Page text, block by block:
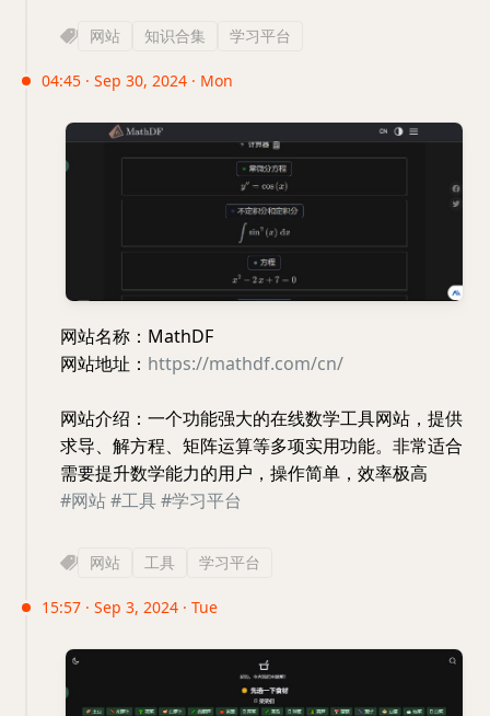
网站 知识合集 学习平台
04:45 · Sep 30, 2024 · Mon
网站名称：MathDF
网站地址： https://mathdf.com/cn/
网站介绍：一个功能强大的在线数学工具网站，提供
求导、解方程、矩阵运算等多项实用功能。非常适合
需要提升数学能力的用户，操作简单，效率极高
#网站#工具#学习平台
网站 工具 学习平台
15:57 · Sep 3, 2024 · Tue